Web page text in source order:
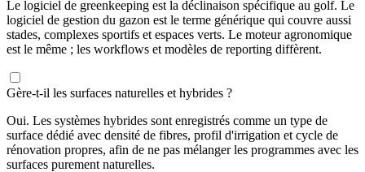
Le logiciel de greenkeeping est la déclinaison spécifique au golf. Le
logiciel de gestion du gazon est le terme générique qui couvre aussi
stades, complexes sportifs et espaces verts. Le moteur agronomique
est le même ; les workflows et modèles de reporting diffèrent.
Gère-t-il les surfaces naturelles et hybrides ?
Oui. Les systèmes hybrides sont enregistrés comme un type de
surface dédié avec densité de fibres, profil d'irrigation et cycle de
rénovation propres, afin de ne pas mélanger les programmes avec les
surfaces purement naturelles.